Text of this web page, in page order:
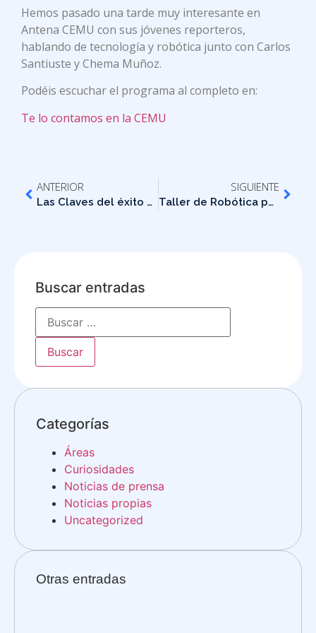
Buscar entradas
Categorías
Áreas
Curiosidades
Noticias de prensa
Noticias propias
Uncategorized
Otras entradas
Hemos pasado una tarde muy interesante en
Antena CEMU con sus jóvenes reporteros,
hablando de tecnología y robótica junto con Carlos
Santiuste y Chema Muñoz.
Podéis escuchar el programa al completo en:
Te lo contamos en la CEMU
ANTERIOR
Las Claves del éxito de Fortnite
SIGUIENTE
Taller de Robótica para Familias